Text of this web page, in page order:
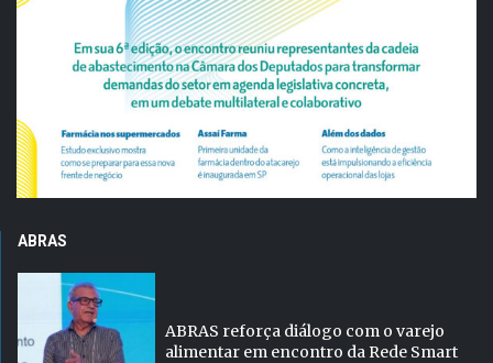
ABRAS
ABRAS reforça diálogo com o varejo
alimentar em encontro da Rede Smart